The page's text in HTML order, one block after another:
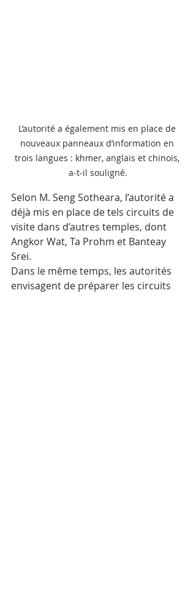
L’autorité a également mis en place de
nouveaux panneaux d’information en
trois langues : khmer, anglais et chinois,
a-t-il souligné.
Selon M. Seng Sotheara, l’autorité a
déjà mis en place de tels circuits de
visite dans d’autres temples, dont
Angkor Wat, Ta Prohm et Banteay
Srei.
Dans le même temps, les autorités
envisagent de préparer les circuits